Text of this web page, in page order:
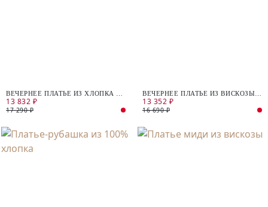
ВЕЧЕРНЕЕ ПЛАТЬЕ ИЗ ХЛОПКА И
ЛЬНА
13 832 ₽
17 290 ₽
ВЕЧЕРНЕЕ ПЛАТЬЕ ИЗ ВИСКОЗЫ
И ЛЬНА
13 352 ₽
16 690 ₽